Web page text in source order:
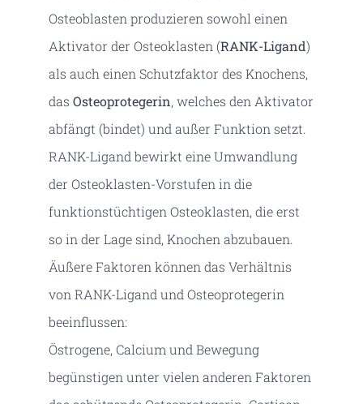
Osteoblasten produzieren sowohl einen
Aktivator der Osteoklasten (RANK-Ligand)
als auch einen Schutzfaktor des Knochens,
das Osteoprotegerin, welches den Aktivator
abfängt (bindet) und außer Funktion setzt.
RANK-Ligand bewirkt eine Umwandlung
der Osteoklasten-Vorstufen in die
funktionstüchtigen Osteoklasten, die erst
so in der Lage sind, Knochen abzubauen.
Äußere Faktoren können das Verhältnis
von RANK-Ligand und Osteoprotegerin
beeinflussen:
Östrogene, Calcium und Bewegung
begünstigen unter vielen anderen Faktoren